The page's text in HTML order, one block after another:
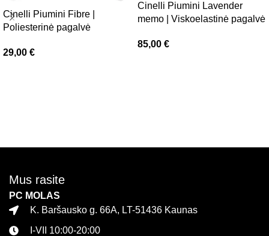
Cinelli Piumini Fibre |
Poliesterinė pagalvė
29,00 €
Cinelli Piumini Lavender
memo | Viskoelastinė pagalvė
85,00 €
Mus rasite
PC MOLAS
K. Baršausko g. 66A, LT-51436 Kaunas
I-VII 10:00-20:00